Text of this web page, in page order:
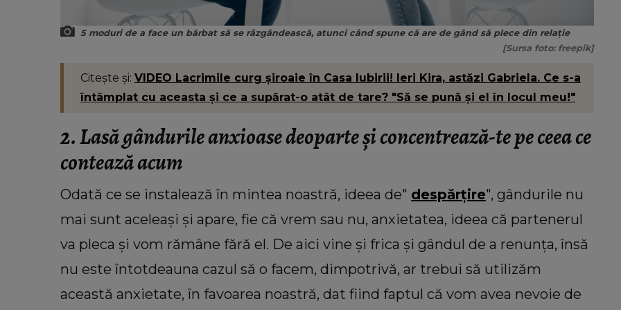
5 moduri de a face un bărbat să se răzgândească, atunci când spune că are de gând să plece din relație
[Sursa foto: freepik]
Citește și: VIDEO Lacrimile curg șiroaie în Casa Iubirii! Ieri Kira, astăzi Gabriela. Ce s-a
întâmplat cu aceasta și ce a supărat-o atât de tare? "Să se pună și el în locul meu!"
2. Lasă gândurile anxioase deoparte și concentrează-te pe ceea ce
contează acum
Odată ce se instalează în mintea noastră, ideea de" despărțire", gândurile nu
mai sunt aceleași și apare, fie că vrem sau nu, anxietatea, ideea că partenerul
va pleca și vom rămâne fără el. De aici vine și frica și gândul de a renunța, însă
nu este întotdeauna cazul să o facem, dimpotrivă, ar trebui să utilizăm
această anxietate, în favoarea noastră, dat fiind faptul că vom avea nevoie de